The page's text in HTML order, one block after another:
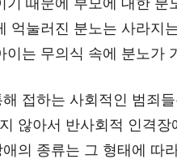
억눌러진 분노는 사라지
이는 무의식 속에 분노가
접하는 사회적인 범죄
않아서 반사회적 인격
의 종류는 그 형태에 따